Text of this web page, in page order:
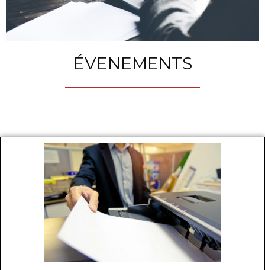
ÉVENEMENTS